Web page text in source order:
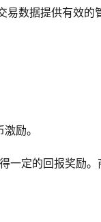
易数据提供有效的
励。
一定的回报奖励。